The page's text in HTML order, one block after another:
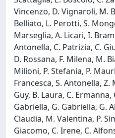
Vincenzo, D. Vignaroli, M.
Belliato, L. Perotti, S.
Marseglia, A. Licari, I.
Antonella, C. Patrizia, C.
D. Rossana, F. Milena, M.
Milioni, P. Stefania, P.
Francesca, S. Antonella,
Guy, B. Laura, C. Ermanna,
Gabriella, G. Gabriella, G.
Claudia, M. Valentina, P.
Giacomo, C. Irene, C.